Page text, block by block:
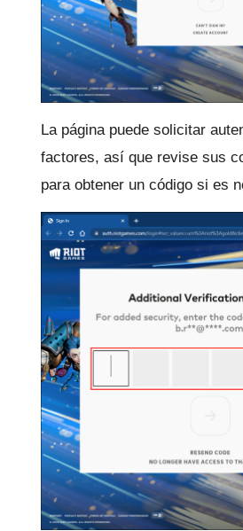
La página puede solicitar
factores, así que revise sus
para obtener un código si es